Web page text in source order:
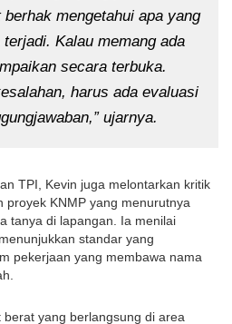
mengetahui apa yang
Kalau memang ada
secara terbuka.
harus ada evaluasi
ujarnya.
TPI, Kevin juga melontarkan kritik
proyek KNMP yang menurutnya
tanya di lapangan. Ia menilai
standar yang
pekerjaan yang membawa nama
yang berlangsung di area